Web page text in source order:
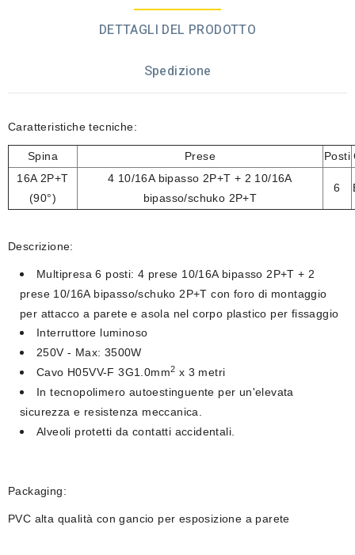
DETTAGLI DEL PRODOTTO
Spedizione
Caratteristiche tecniche:
Spina Prese Posti
16A 2P+T
(90°)
4 10/16A bipasso 2P+T + 2 10/16A
bipasso/schuko 2P+T
6
Descrizione:
Multipresa 6 posti: 4 prese 10/16A bipasso 2P+T + 2
prese 10/16A bipasso/schuko 2P+T con foro di montaggio
per attacco a parete e asola nel corpo plastico per fissaggio
Interruttore luminoso
250V - Max: 3500W
Cavo H05VV-F 3G1.0mm2 x 3 metri
In tecnopolimero autoestinguente per un'elevata
sicurezza e resistenza meccanica.
Alveoli protetti da contatti accidentali.
Packaging:
PVC alta qualità con gancio per esposizione a parete